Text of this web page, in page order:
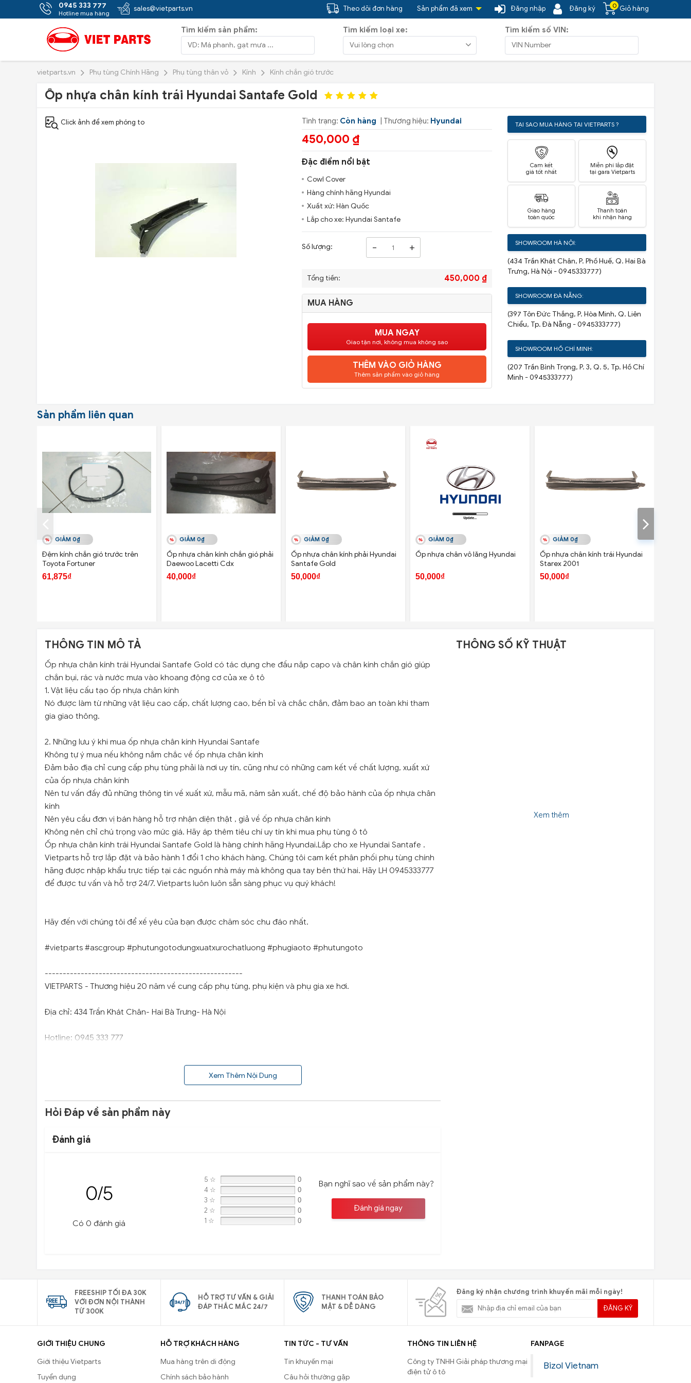
0945 333 777
Hotline mua hàng
sales@vietparts.vn 0 Giỏ hàng
Đăng ký
Đăng nhập
Sản phẩm đã xem
Theo dõi đơn hàng
Tìm kiếm sản phẩm: Tìm kiếm loại xe: Tìm kiếm số VIN:
vietparts.vn Phụ tùng Chính Hãng Phụ tùng thân vỏ Kính Kính chắn gió trước
Ốp nhựa chân kính trái Hyundai Santafe Gold
Click ảnh để xem phóng to Tình trạng: Còn hàng | Thương hiệu: Hyundai
450,000 ₫
Đặc điểm nổi bật
Cowl Cover
Hàng chính hãng Hyundai
Xuất xứ: Hàn Quốc
Lắp cho xe: Hyundai Santafe
Số lượng: - +
Tổng tiền: 450,000 ₫
MUA HÀNG
MUA NGAY
Giao tận nơi, không mua không sao
THÊM VÀO GIỎ HÀNG
Thêm sản phẩm vào giỏ hàng
TẠI SAO MUA HÀNG TẠI VIETPARTS ?
Cam kết
giá tốt nhất
Miễn phí lắp đặt
tại gara Vietparts
Giao hàng
toàn quốc
Thanh toán
khi nhận hàng
SHOWROOM HÀ NỘI:
(434 Trần Khát Chân, P. Phố Huế, Q. Hai Bà
Trưng, Hà Nội - 0945333777)
SHOWROOM ĐÀ NẴNG:
(397 Tôn Đức Thắng, P. Hòa Minh, Q. Liên
Chiểu, Tp. Đà Nẵng - 0945333777)
SHOWROOM HỒ CHÍ MINH:
(207 Trần Bình Trọng, P. 3, Q. 5, Tp. Hồ Chí
Minh - 0945333777)
Sản phẩm liên quan
GIẢM 0₫
Đệm kính chắn gió trước trên
Toyota Fortuner
61,875₫
GIẢM 0₫
Ốp nhựa chân kính chắn gió phải
Daewoo Lacetti Cdx
40,000₫
GIẢM 0₫
Ốp nhựa chân kính phải Hyundai
Santafe Gold
50,000₫
GIẢM 0₫
Ốp nhựa chân vô lăng Hyundai
50,000₫
GIẢM 0₫
Ốp nhựa chân kính trái Hyundai
Starex 2001
50,000₫
THÔNG TIN MÔ TẢ
Ốp nhựa chân kính trái Hyundai Santafe Gold có tác dụng che đầu nắp capo và chân kính chắn gió giúp
chắn bụi, rác và nước mưa vào khoang động cơ của xe ô tô
1. Vật liệu cấu tạo ốp nhựa chân kính
Nó được làm từ những vật liệu cao cấp, chất lượng cao, bền bỉ và chắc chắn, đảm bao an toàn khi tham
gia giao thông.
2. Những lưu ý khi mua ốp nhựa chân kính Hyundai Santafe
Không tự ý mua nếu không nắm chắc về ốp nhựa chân kính
Đảm bảo địa chỉ cung cấp phụ tùng phải là nơi uy tín, cũng như có những cam kết về chất lượng, xuất xứ
của ốp nhựa chân kính
Nên tư vấn đầy đủ những thông tin về xuất xứ, mẫu mã, năm sản xuất, chế độ bảo hành của ốp nhựa chân
kính
Nên yêu cầu đơn vị bán hàng hỗ trợ nhận diện thật , giả về ốp nhựa chân kính
Không nên chỉ chú trọng vào mức giá. Hãy áp thêm tiêu chí uy tín khi mua phụ tùng ô tô
Ốp nhựa chân kính trái Hyundai Santafe Gold là hàng chính hãng Hyundai.Lắp cho xe Hyundai Santafe .
Vietparts hỗ trợ lắp đặt và bảo hành 1 đổi 1 cho khách hàng. Chúng tôi cam kết phân phối phụ tùng chính
hãng được nhập khẩu trực tiếp tại các nguồn nhà máy mà không qua tay bên thứ hai. Hãy LH 0945333777
để được tư vấn và hỗ trợ 24/7. Vietparts luôn luôn sẵn sàng phục vụ quý khách!
Hãy đến với chúng tôi để xế yêu của bạn được chăm sóc chu đáo nhất.
#vietparts #ascgroup #phutungotodungxuatxurochatluong #phugiaoto #phutungoto
-------------------------------------------------------
VIETPARTS - Thương hiệu 20 năm về cung cấp phụ tùng, phụ kiện và phụ gia xe hơi.
Địa chỉ: 434 Trần Khát Chân- Hai Bà Trưng- Hà Nội
Hotline: 0945 333 777
Xem Thêm Nội Dung
Hỏi Đáp về sản phẩm này
Đánh giá
0/5
Có 0 đánh giá
5 ☆ 0
4 ☆ 0
3 ☆ 0
2 ☆ 0
1 ☆ 0
Bạn nghĩ sao về sản phẩm này?
Đánh giá ngay
THÔNG SỐ KỸ THUẬT
Xem thêm
FREESHIP TỐI ĐA 30K
VỚI ĐƠN NỘI THÀNH
TỪ 300K
HỖ TRỢ TƯ VẤN & GIẢI
ĐÁP THẮC MẮC 24/7
THANH TOÁN BẢO
MẬT & DỄ DÀNG
Đăng ký nhận chương trình khuyến mãi mỗi ngày!
ĐĂNG KÝ
GIỚI THIỆU CHUNG
Giới thiệu Vietparts
Tuyển dụng
HỖ TRỢ KHÁCH HÀNG
Mua hàng trên di động
Chính sách bảo hành
TIN TỨC - TƯ VẤN
Tin khuyến mại
Câu hỏi thường gặp
THÔNG TIN LIÊN HỆ
Công ty TNHH Giải pháp thương mại
điện tử ô tô
FANPAGE
Bizol Vietnam